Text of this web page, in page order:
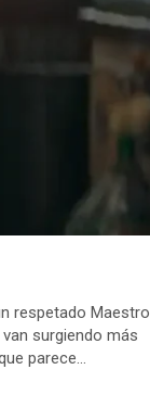
respetado Maestro
surgiendo más
parece…